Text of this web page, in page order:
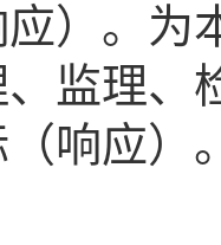
）。为
监理、
响应）